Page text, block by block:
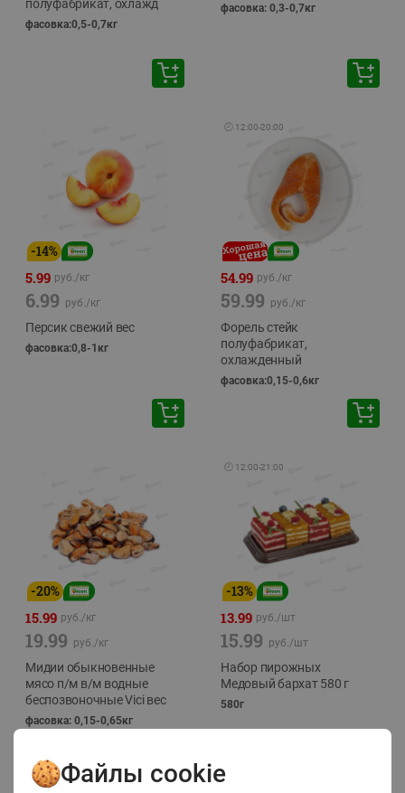
полуфабрикат, охлажд
фасовка:0,5-0,7кг
фасовка: 0,3-0,7кг
-14%
5.99 руб./кг
6.99 руб./кг
Персик свежий вес
фасовка:0,8-1кг
🕘 12:00-20:00
54.99 руб./кг
59.99 руб./кг
Форель стейк
полуфабрикат,
охлажденный
фасовка:0,15-0,6кг
-20%
15.99 руб./кг
19.99 руб./кг
Мидии обыкновенные
мясо п/м в/м водные
беспозвоночные Vici вес
фасовка: 0,15-0,65кг
🕘 12:00-21:00
-13%
13.99 руб./шт
15.99 руб./шт
Набор пирожных
Медовый бархат 580 г
580г
Файлы cookie